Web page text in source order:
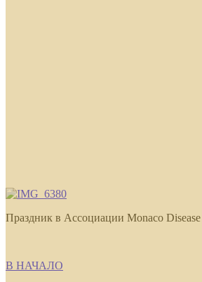
Праздник в Ассоциации Monaco
В НАЧАЛО